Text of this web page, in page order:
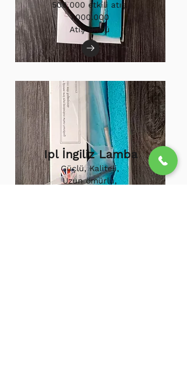
500.000 etkili atış.
1.000.000
Atış Ömrü
Ipl İngiliz Lamba
Güçlü, Kaliteli,
Uzun ömürlü,